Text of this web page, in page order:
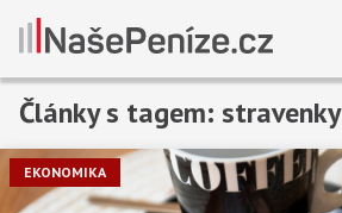
Články s tagem: stravenky
EKONOMIKA
Předchozí 1 Další